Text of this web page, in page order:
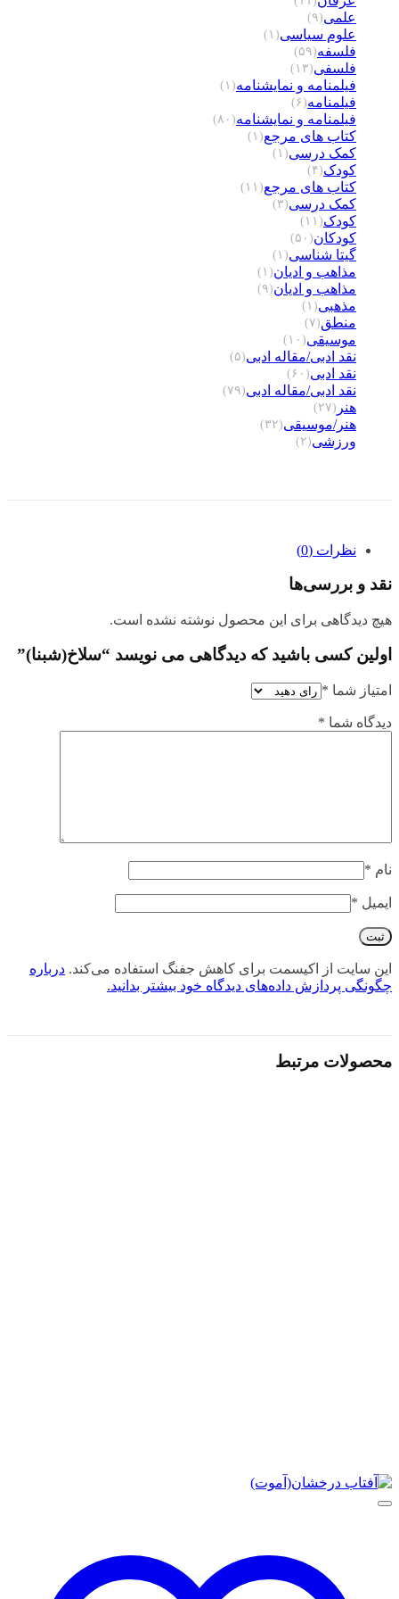
علمی(۹)
علوم سیاسی(۱)
فلسفه(۵۹)
فلسفی(۱۳)
فیلمنامه و نمایشنامه(۱)
فیلمنامه(۶)
فیلمنامه و نمایشنامه(۸۰)
کتاب های مرجع(۱)
کمک درسی(۱)
کودک(۴)
کتاب های مرجع(۱۱)
کمک درسی(۳)
کودک(۱۱)
کودکان(۵۰)
گیتا شناسی(۱)
مذاهب و ادیان(۱)
مذاهب و ادیان(۹)
مذهبی(۱)
منطق(۷)
موسیقی(۱۰)
نقد ادبی/مقاله ادبی(۵)
نقد ادبی(۶۰)
نقد ادبی/مقاله ادبی(۷۹)
هنر (۲۷)
هنر/موسیقی(۳۲)
ورزشی(۲)
نظرات (0)
نقد و بررسی‌ها
هیچ دیدگاهی برای این محصول نوشته نشده است.
اولین کسی باشید که دیدگاهی می نویسد “سلاخ(شبنا)”
امتیاز شما *
دیدگاه شما *
نام *
ایمیل *
این سایت از اکیسمت برای کاهش جفنگ استفاده می‌کند. درباره
چگونگی پردازش داده‌های دیدگاه خود بیشتر بدانید.
محصولات مرتبط